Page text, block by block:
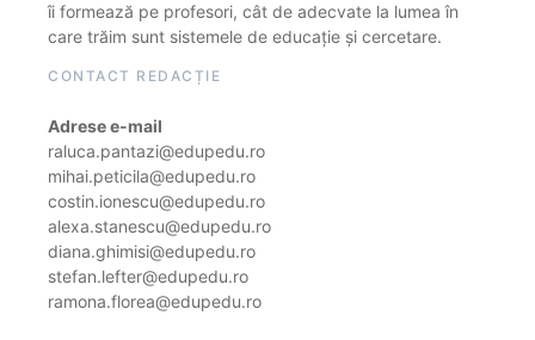
îi formează pe profesori, cât de adecvate la lumea în
care trăim sunt sistemele de educație și cercetare.
CONTACT REDACȚIE
Adrese e-mail
raluca.pantazi@edupedu.ro
mihai.peticila@edupedu.ro
costin.ionescu@edupedu.ro
alexa.stanescu@edupedu.ro
diana.ghimisi@edupedu.ro
stefan.lefter@edupedu.ro
ramona.florea@edupedu.ro